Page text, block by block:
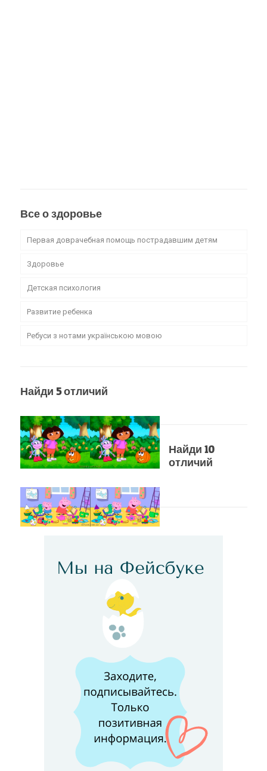
Все о здоровье
Первая доврачебная помощь пострадавшим детям
Здоровье
Детская психология
Развитие ребенка
Ребуси з нотами українською мовою
Найди 5 отличий
Найди 10
отличий